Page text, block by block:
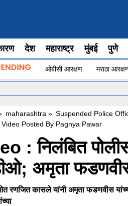
देश महाराष्ट्र मुंबई पुणे
ओबीसी आरक्षण मराठा
maharashtra » Suspended Police
Posted By Pagnya Pawar
: निलंबित
अमृता
रणजित कासले यांनी अमृता फडणवीस